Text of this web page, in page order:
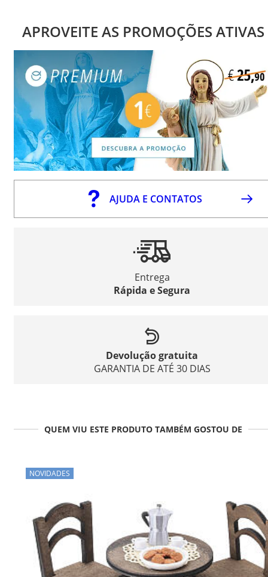
APROVEITE AS PROMOÇÕES ATIVAS
AJUDA E CONTATOS
Entrega
Rápida e Segura
Devolução gratuita
GARANTIA DE ATÉ 30 DIAS
QUEM VIU ESTE PRODUTO TAMBÉM GOSTOU DE
NOVIDADES